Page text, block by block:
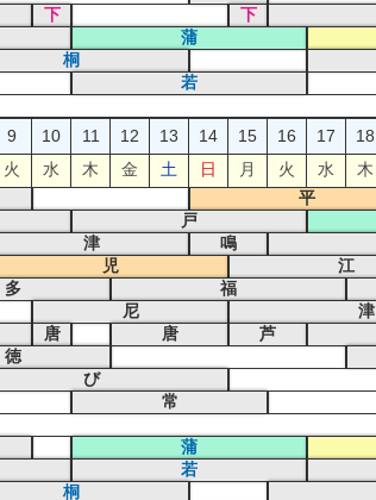
下 下
蒲
桐
若
9 10 11 12 13 14 15 16 17 18
火 水 木 金 土 日 月 火 水 木
平
戸
津 鳴
児 江
多 福
尼 津
唐 唐 芦
徳
び
常
蒲
若
桐